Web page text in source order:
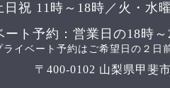
祝 11時～18時／ 火・水
ト予約： 営業日の18時
ライベート予約はご希望日の２日
〒400-0102 山梨県甲斐